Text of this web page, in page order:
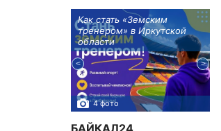
Как стать «Земским
тренером» в Иркутской
области
4 фото